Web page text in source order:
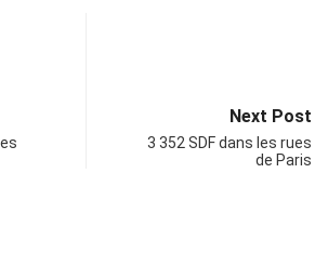
Next Post
3 352 SDF dans les rues
de Paris